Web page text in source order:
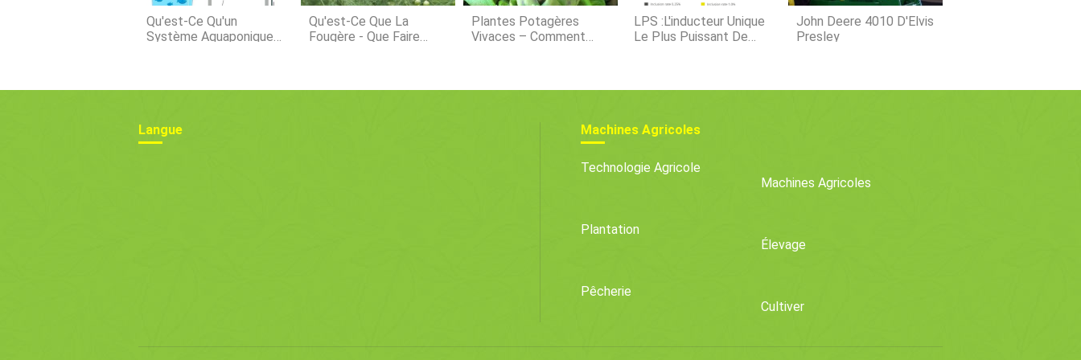
Qu'est-Ce Qu'un
Système Aquaponique
Qu'est-Ce Que La
Fougère - Que Faire
Plantes Potagères
Vivaces – Comment
LPS :l'inducteur Unique
Le Plus Puissant De
John Deere 4010 D'Elvis
Presley
Langue Machines Agricoles
Technologie Agricole
Machines Agricoles
Plantation
Élevage
Pêcherie
Cultiver